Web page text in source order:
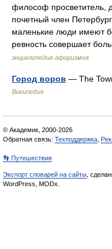
философ просветитель,
почетный член
маленькие люди имеют
ревность совершает
энциклопедия афоризмов
Город воров — The
Википедия
© Академик, 2000-2026
Обратная связь: Техподдержка
👣 Путешествия
Экспорт словарей на сайты ,
WordPress, MODx.